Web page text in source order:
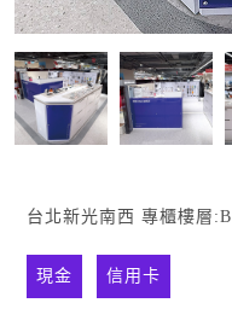
台北新光南西 專櫃樓層
現金 信用卡